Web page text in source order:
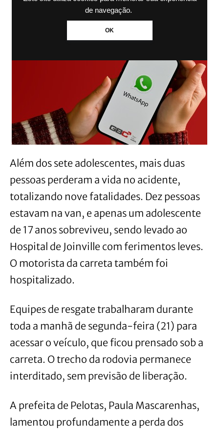
de navegação.
OK
Além dos sete adolescentes, mais duas
pessoas perderam a vida no acidente,
totalizando nove fatalidades. Dez pessoas
estavam na van, e apenas um adolescente
de 17 anos sobreviveu, sendo levado ao
Hospital de Joinville com ferimentos leves.
O motorista da carreta também foi
hospitalizado.
Equipes de resgate trabalharam durante
toda a manhã de segunda-feira (21) para
acessar o veículo, que ficou prensado sob a
carreta. O trecho da rodovia permanece
interditado, sem previsão de liberação.
A prefeita de Pelotas, Paula Mascarenhas,
lamentou profundamente a perda dos